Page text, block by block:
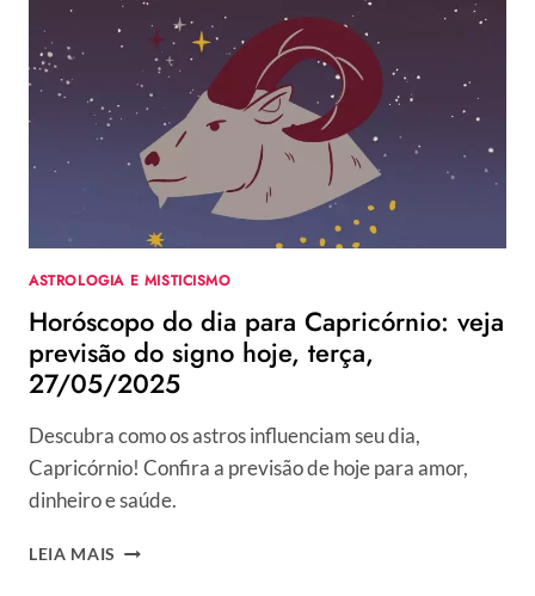
AQUÁRIO:
VEJA
PREVISÃO
DO
SIGNO
HOJE,
TERÇA,
27/05/2025
ASTROLOGIA E MISTICISMO
Horóscopo do dia para Capricórnio: veja
previsão do signo hoje, terça,
27/05/2025
Descubra como os astros influenciam seu dia,
Capricórnio! Confira a previsão de hoje para amor,
dinheiro e saúde.
LEIA MAIS HORÓSCOPO